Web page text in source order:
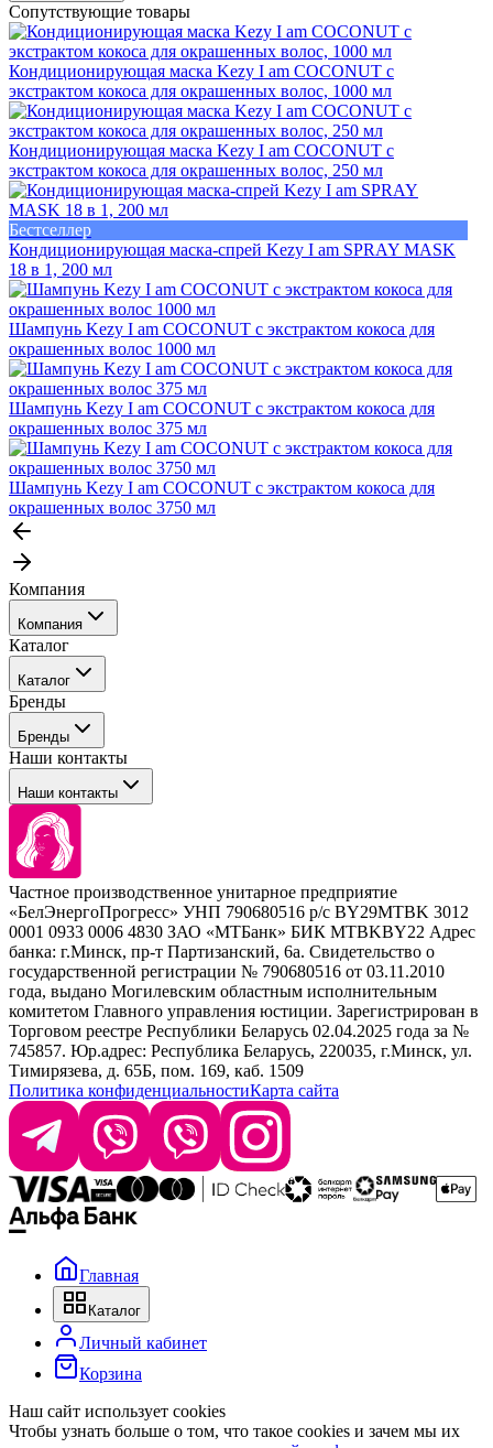
Сопутствующие товары
Кондиционирующая маска Kezy I am COCONUT с
экстрактом кокоса для окрашенных волос, 1000 мл
Кондиционирующая маска Kezy I am COCONUT с
экстрактом кокоса для окрашенных волос, 250 мл
Бестселлер
Кондиционирующая маска-спрей Kezy I am SPRAY MASK
18 в 1, 200 мл
Шампунь Kezy I am COCONUT с экстрактом кокоса для
окрашенных волос 1000 мл
Шампунь Kezy I am COCONUT с экстрактом кокоса для
окрашенных волос 375 мл
Шампунь Kezy I am COCONUT с экстрактом кокоса для
окрашенных волос 3750 мл
Компания
Компания
События
Покупателю
Каталог
Каталог
Профессиональные средства для окрашивания волос
Сервисные средства
Уход
Стайлинг
Брови и ресницы
Барберинг
Наборы
Расходные материалы
Бренды
Бренды
Tefia
Concept
Kezy
Barex
Sim Sensitive
Kebren
Selective Professional
White Line
Наши контакты
Наши контакты
+ 375 44 7233514
+ 375 29 1649505
info@krasabel.by
Офис: г. Минск, ул. Тимирязева 65Б, офис 1509
Склад: г. Минск, ул. Домбровская, 15
Время работы: пн–чт 9:00–17:30, пт 9:00–17:00
Частное производственное унитарное предприятие
«БелЭнергоПрогресс» УНП 790680516 р/с BY29MTBK 3012
0001 0933 0006 4830 ЗАО «МТБанк» БИК MTBKBY22 Адрес
банка: г.Минск, пр-т Партизанский, 6а. Свидетельство о
государственной регистрации № 790680516 от 03.11.2010
года, выдано Могилевским областным исполнительным
комитетом Главного управления юстиции. Зарегистрирован в
Торговом реестре Республики Беларусь 02.04.2025 года за №
745857. Юр.адрес: Республика Беларусь, 220035, г.Минск, ул.
Тимирязева, д. 65Б, пом. 169, каб. 1509
Политика конфиденциальностиКарта сайта
Главная
Каталог
Личный кабинет
Корзина
Наш сайт использует cookies
Чтобы узнать больше о том, что такое cookies и зачем мы их